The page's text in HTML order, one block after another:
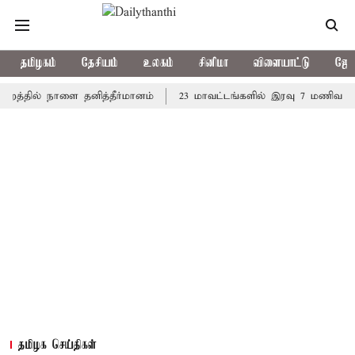
தமிழகம் தேசியம் உலகம் சினிமா விளையாட்டு
நாளை தனித்தீர்மானம் 23 மாவட்டங்களில் இரவு 7 மணிவரை
தமிழக செய்திகள்